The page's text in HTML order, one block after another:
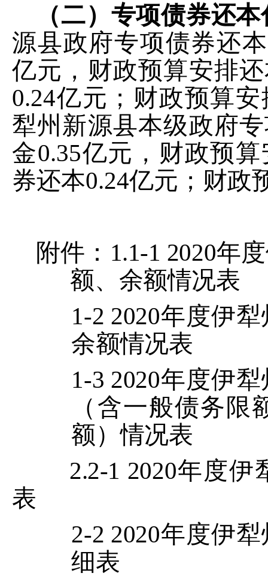
（二）专项债券还
源县政府专项债券还
亿元， 财政预算安排
0.24亿元 ； 财政预算
犁州新源县本级政府
金0.35亿元， 财政预
券还本0.24亿元 ； 财政
附件： 1.1-1 2020年度
额、余额情况表
1-2 2020年度伊犁
余额情况表
1-3 2020年度伊犁
（含一般债务
额）情况表
2.2-1 2020年度伊
表
2-2 2020年度伊犁
细表